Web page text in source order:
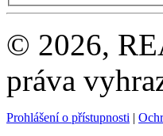
© 2026,
práva
Prohlášení o přístupnosti |